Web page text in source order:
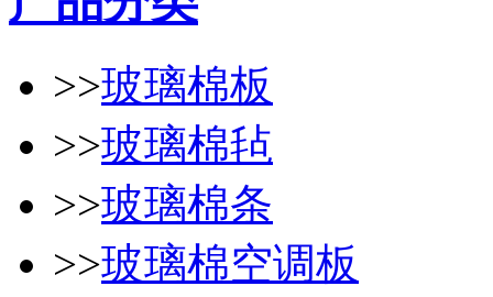
>>玻璃棉板
>>玻璃棉毡
>>玻璃棉条
>>玻璃棉空调板